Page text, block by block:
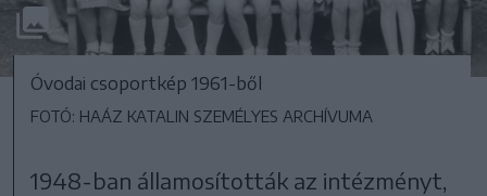
Óvodai csoportkép 1961-ből
FOTÓ: HAÁZ KATALIN SZEMÉLYES ARCHÍVUMA
1948-ban államosították az intézményt,